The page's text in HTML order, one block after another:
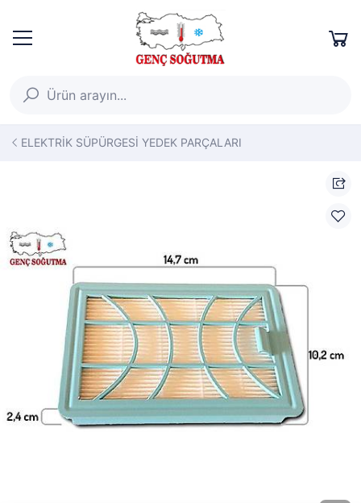
ELEKTRİK SÜPÜRGESİ YEDEK PARÇALARI